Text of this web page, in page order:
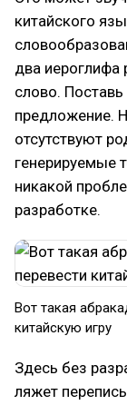
китайского
два иероглифа
слово.
предложение.
отсутствуют
генерируемые
никакой
разработке.
Вот такая
китайскую игру
Здесь без
ляжет